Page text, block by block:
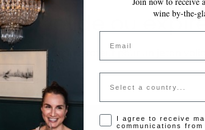
invalide ou
l'administrateur pour un jeton
wine by-the-
Email
Country
Opt-in disclaimer
I agree to receive
communications from